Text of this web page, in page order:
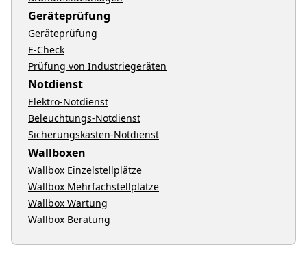
Geräteprüfung
Geräteprüfung
E-Check
Prüfung von Industriegeräten
Notdienst
Elektro-Notdienst
Beleuchtungs-Notdienst
Sicherungskasten-Notdienst
Wallboxen
Wallbox Einzelstellplätze
Wallbox Mehrfachstellplätze
Wallbox Wartung
Wallbox Beratung